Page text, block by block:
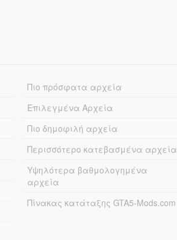
Πιο πρόσφατα αρχεία
Επιλεγμένα Αρχεία
Πιο δημοφιλή αρχεία
Περισσότερο κατεβασμένα αρχεία
Υψηλότερα βαθμολογημένα
αρχεία
Πίνακας κατάταξης GTA5-Mods.com